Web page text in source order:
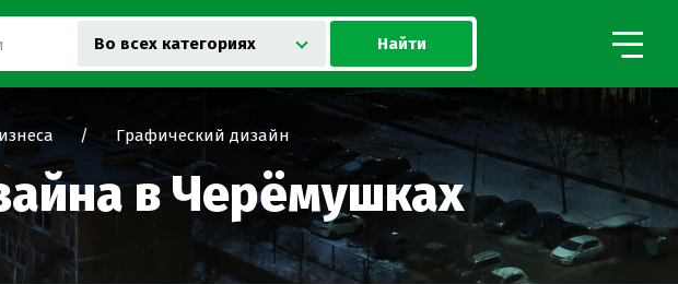
Найти
Во всех категориях
Графический дизайн
в Черёмушках